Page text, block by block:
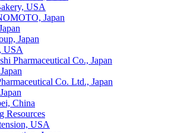
USA
Japan
Japan
USA
Pharmaceutical Co., Japan
Co. Ltd., Japan
China
Resources
USA